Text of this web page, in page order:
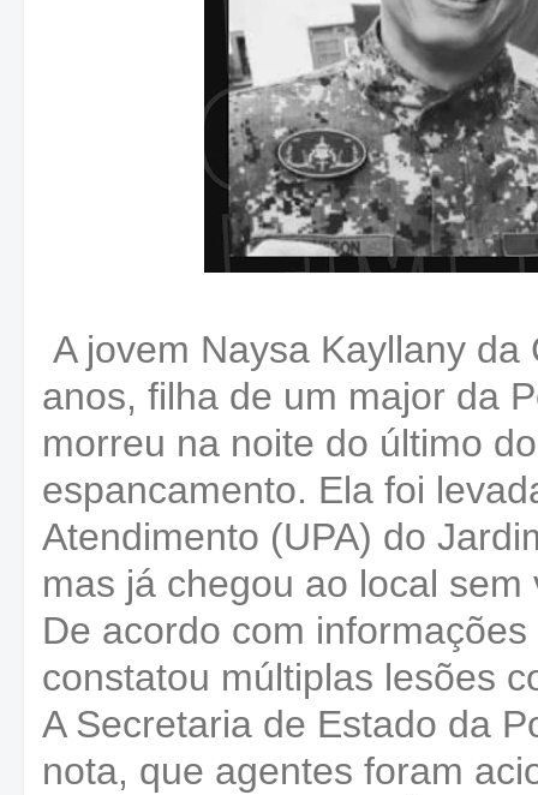
A jovem Naysa Kayllany
anos, filha de um major da
morreu na noite do último
espancamento. Ela foi
Atendimento (UPA) do
mas já chegou ao local sem
De acordo com
constatou múltiplas lesões
A Secretaria de Estado da
nota, que agentes foram